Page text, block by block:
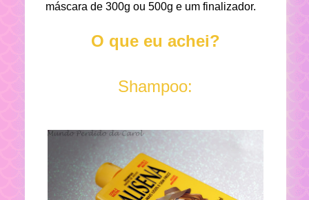
máscara de 300g ou 500g e um finalizador.
O que eu achei?
Shampoo: